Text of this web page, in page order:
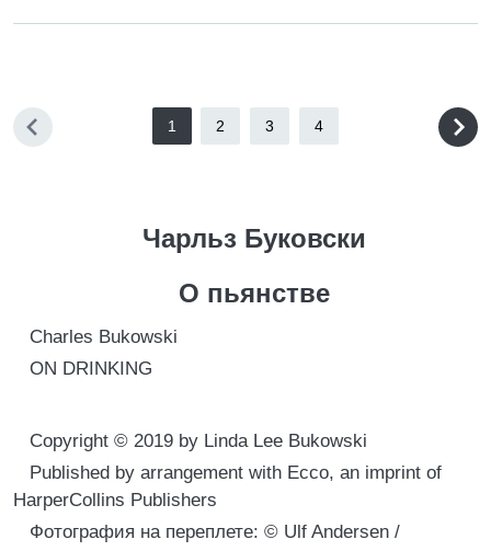
1 2 3 4
Чарльз Буковски
О пьянстве
Charles Bukowski
ON DRINKING
Copyright © 2019 by Linda Lee Bukowski
Published by arrangement with Ecco, an imprint of
HarperCollins Publishers
Фотография на переплете: © Ulf Andersen /